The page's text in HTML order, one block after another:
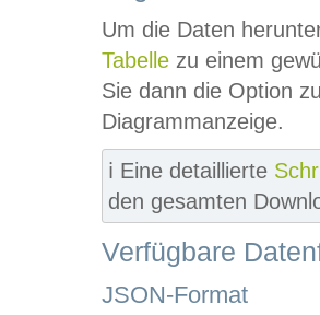
Um die Daten
Tabelle zu einem
Sie dann die Option
Diagrammanzeige.
ℹ️ Eine detaillierte
den gesamten
Verfügbare
JSON-Format